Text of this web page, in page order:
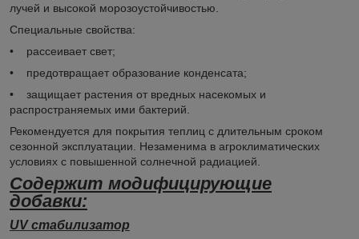
лучей и высокой морозоустойчивостью.
Специальные свойства:
• рассеивает свет;
• предотвращает образование конденсата;
• защищает растения от вредных насекомых и
распространяемых ими бактерий.
Рекомендуется для покрытия теплиц с длительным сроком
сезонной эксплуатации. Незаменима в агроклиматических
условиях с повышенной солнечной радиацией.
Содержит модифицирующие
добавки:
UV стабилизатор